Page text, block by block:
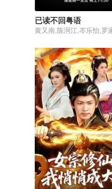
已读不回粤语